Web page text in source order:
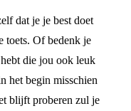
dat je je best doet
toets. Of bedenk je
die jou ook leuk
het begin misschien
blijft proberen zul je